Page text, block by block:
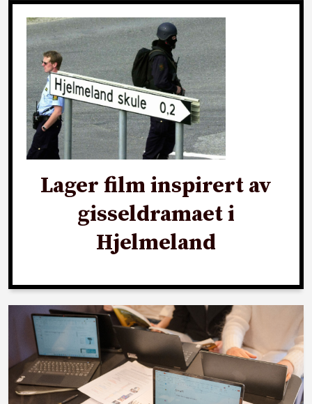
Lager film inspirert av
gisseldramaet i
Hjelmeland